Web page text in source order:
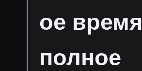
ое время
полное